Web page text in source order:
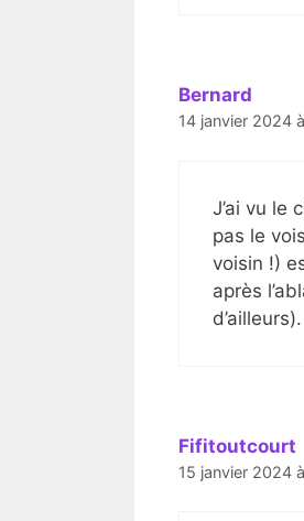
Bernard
14 janvier 2024
J’ai vu le
pas le
voisin !)
après
Fifitoutcourt
15 janvier 2024